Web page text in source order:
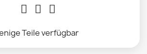
Teile verfügbar